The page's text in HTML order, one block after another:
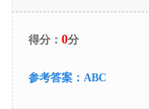
得分： 0分
参考答案： ABC